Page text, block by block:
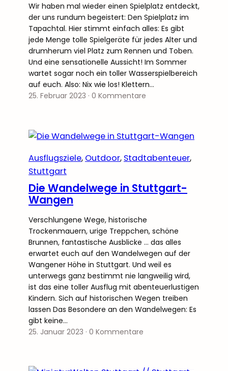
Wir haben mal wieder einen Spielplatz entdeckt,
der uns rundum begeistert: Den Spielplatz im
Tapachtal. Hier stimmt einfach alles: Es gibt
jede Menge tolle Spielgeräte für jedes Alter und
drumherum viel Platz zum Rennen und Toben.
Und eine sensationelle Aussicht! Im Sommer
wartet sogar noch ein toller Wasserspielbereich
auf euch. Also: Nix wie los! Klettern…
25. Februar 2023 · 0 Kommentare
Ausflugsziele, Outdoor, Stadtabenteuer
Stuttgart
Die Wandelwege in Stuttgart-
Wangen
Verschlungene Wege, historische
Trockenmauern, urige Treppchen, schöne
Brunnen, fantastische Ausblicke … das alles
erwartet euch auf den Wandelwegen auf der
Wangener Höhe in Stuttgart. Und weil es
unterwegs ganz bestimmt nie langweilig wird,
ist das eine toller Ausflug mit abenteuerlustigen
Kindern. Sich auf historischen Wegen treiben
lassen Das Besondere an den Wandelwegen: Es
gibt keine…
25. Januar 2023 · 0 Kommentare